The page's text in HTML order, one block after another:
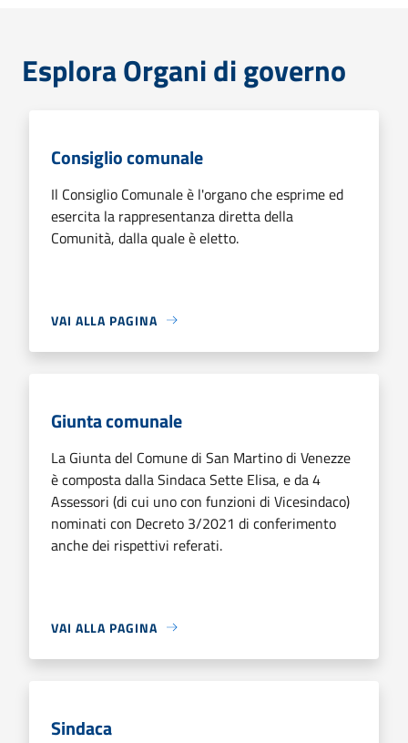
Esplora Organi di governo
Consiglio comunale
Il Consiglio Comunale è l'organo che esprime ed
esercita la rappresentanza diretta della
Comunità, dalla quale è eletto.
VAI ALLA PAGINA
Giunta comunale
La Giunta del Comune di San Martino di Venezze
è composta dalla Sindaca Sette Elisa, e da 4
Assessori (di cui uno con funzioni di Vicesindaco)
nominati con Decreto 3/2021 di conferimento
anche dei rispettivi referati.
VAI ALLA PAGINA
Sindaca